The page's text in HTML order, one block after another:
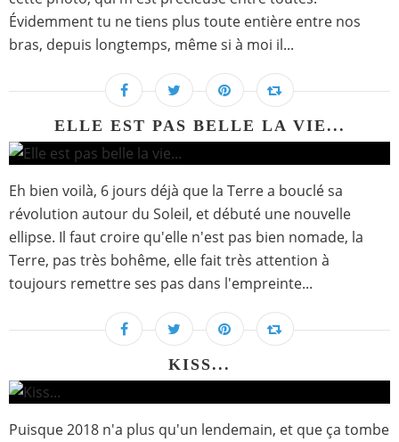
Évidemment tu ne tiens plus toute entière entre nos
bras, depuis longtemps, même si à moi il...
ELLE EST PAS BELLE LA VIE...
Eh bien voilà, 6 jours déjà que la Terre a bouclé sa
révolution autour du Soleil, et débuté une nouvelle
ellipse. Il faut croire qu'elle n'est pas bien nomade, la
Terre, pas très bohême, elle fait très attention à
toujours remettre ses pas dans l'empreinte...
KISS...
Puisque 2018 n'a plus qu'un lendemain, et que ça tombe